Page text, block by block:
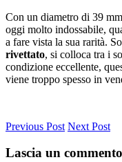
Con un diametro di 39
oggi molto indossabile,
a fare vista la sua rarità.
rivettato, si colloca tra i
condizione eccellente,
viene troppo spesso in
Previous Post Next Post
Lascia un commento